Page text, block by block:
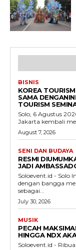
BISNIS
KOREA
SAMA
TOURISM
Solo, 6 Agustus
Jakarta kembali
August 7, 2026
SENI DAN BUDAYA
RESMI
JADI
Soloevent.id - Solo
dengan bangga
sebagai...
July 30, 2026
MUSIK
PECAH
HINGGA NDX
Soloevent.id -